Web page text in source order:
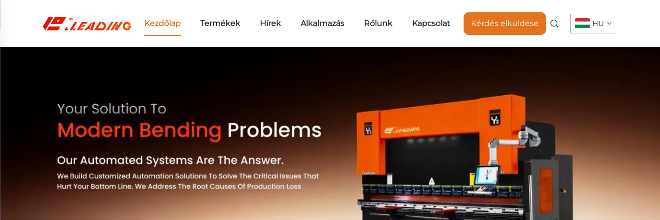
Kezdőlap Termékek Hírek Alkalmazás Rólunk Kapcsolat Kérdés elküldése HU